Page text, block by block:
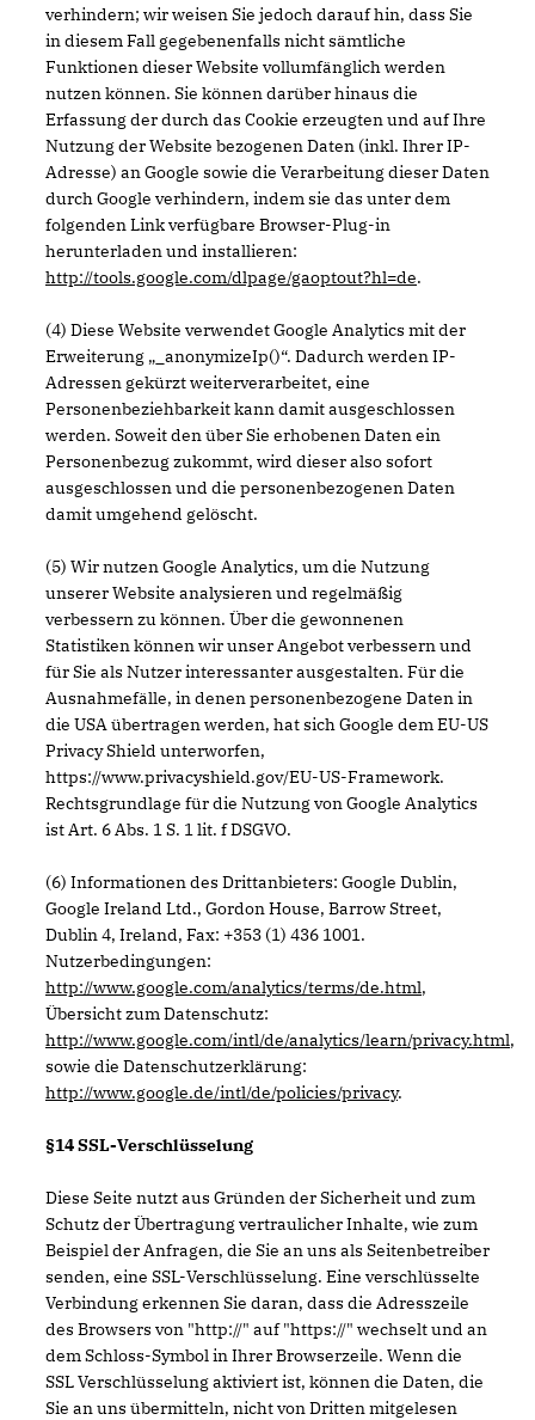
verhindern; wir weisen Sie jedoch darauf hin, dass Sie
in diesem Fall gegebenenfalls nicht sämtliche
Funktionen dieser Website vollumfänglich werden
nutzen können. Sie können darüber hinaus die
Erfassung der durch das Cookie erzeugten und auf Ihre
Nutzung der Website bezogenen Daten (inkl. Ihrer IP-
Adresse) an Google sowie die Verarbeitung dieser Daten
durch Google verhindern, indem sie das unter dem
folgenden Link verfügbare Browser-Plug-in
herunterladen und installieren:
http://tools.google.com/dlpage/gaoptout?hl=de.
(4) Diese Website verwendet Google Analytics mit der
Erweiterung „_anonymizeIp()“. Dadurch werden IP-
Adressen gekürzt weiterverarbeitet, eine
Personenbeziehbarkeit kann damit ausgeschlossen
werden. Soweit den über Sie erhobenen Daten ein
Personenbezug zukommt, wird dieser also sofort
ausgeschlossen und die personenbezogenen Daten
damit umgehend gelöscht.
(5) Wir nutzen Google Analytics, um die Nutzung
unserer Website analysieren und regelmäßig
verbessern zu können. Über die gewonnenen
Statistiken können wir unser Angebot verbessern und
für Sie als Nutzer interessanter ausgestalten. Für die
Ausnahmefälle, in denen personenbezogene Daten in
die USA übertragen werden, hat sich Google dem EU-US
Privacy Shield unterworfen,
https://www.privacyshield.gov/EU-US-Framework.
Rechtsgrundlage für die Nutzung von Google Analytics
ist Art. 6 Abs. 1 S. 1 lit. f DSGVO.
(6) Informationen des Drittanbieters: Google Dublin,
Google Ireland Ltd., Gordon House, Barrow Street,
Dublin 4, Ireland, Fax: +353 (1) 436 1001.
Nutzerbedingungen:
http://www.google.com/analytics/terms/de.html,
Übersicht zum Datenschutz:
http://www.google.com/intl/de/analytics/learn/privacy.html,
sowie die Datenschutzerklärung:
http://www.google.de/intl/de/policies/privacy.
§14 SSL-Verschlüsselung
Diese Seite nutzt aus Gründen der Sicherheit und zum
Schutz der Übertragung vertraulicher Inhalte, wie zum
Beispiel der Anfragen, die Sie an uns als Seitenbetreiber
senden, eine SSL-Verschlüsselung. Eine verschlüsselte
Verbindung erkennen Sie daran, dass die Adresszeile
des Browsers von "http://" auf "https://" wechselt und an
dem Schloss-Symbol in Ihrer Browserzeile. Wenn die
SSL Verschlüsselung aktiviert ist, können die Daten, die
Sie an uns übermitteln, nicht von Dritten mitgelesen